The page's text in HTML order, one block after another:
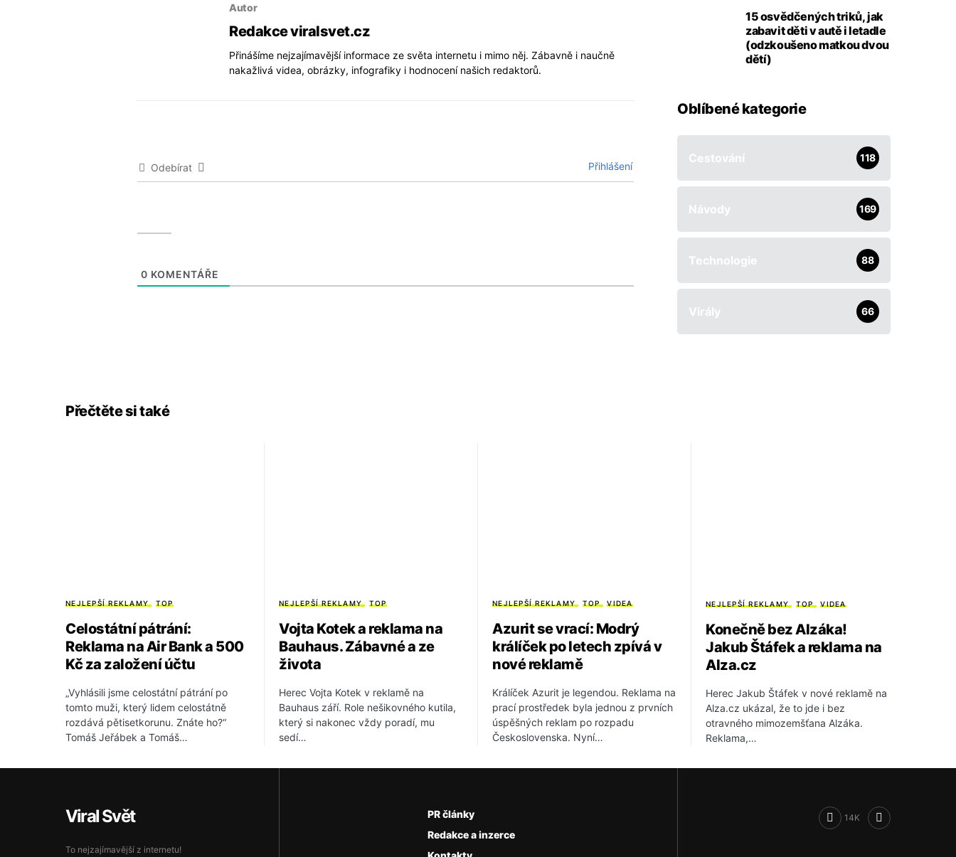
Autor
Redakce viralsvet.cz
Přinášíme nejzajímavější informace ze světa internetu i mimo něj. Zábavně i naučně
nakažlivá videa, obrázky, infografiky i hodnocení našich redaktorů.
Odebírat Přihlášení
0 KOMENTÁŘE
15 osvědčených triků, jak
zabavit děti v autě i letadle
(odzkoušeno matkou dvou
dětí)
Oblíbené kategorie
Cestování 118
Návody 169
Technologie 88
Virály 66
Přečtěte si také
NEJLEPŠÍ REKLAMY TOP
Celostátní pátrání:
Reklama na Air Bank a 500
Kč za založení účtu
„Vyhlásili jsme celostátní pátrání po
tomto muži, který lidem celostátně
rozdává pětisetkorunu. Znáte ho?“
Tomáš Jeřábek a Tomáš…
NEJLEPŠÍ REKLAMY TOP
Vojta Kotek a reklama na
Bauhaus. Zábavné a ze
života
Herec Vojta Kotek v reklamě na
Bauhaus září. Role nešikovného kutila,
který si nakonec vždy poradí, mu
sedí…
NEJLEPŠÍ REKLAMY TOP VIDEA
Azurit se vrací: Modrý
králíček po letech zpívá v
nové reklamě
Králíček Azurit je legendou. Reklama na
prací prostředek byla jednou z prvních
úspěšných reklam po rozpadu
Československa. Nyní…
NEJLEPŠÍ REKLAMY TOP VIDEA
Konečně bez Alzáka!
Jakub Štáfek a reklama na
Alza.cz
Herec Jakub Štáfek v nové reklamě na
Alza.cz ukázal, že to jde i bez
otravného mimozemšťana Alzáka.
Reklama,…
Viral Svět
To nejzajímavější z internetu!
PR články
Redakce a inzerce
14K